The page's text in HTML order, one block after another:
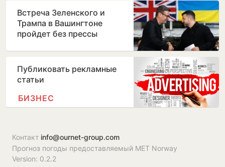
Встреча Зеленского и
Трампа в Вашингтоне
пройдет без прессы
Публиковать рекламные
статьи
БИЗНЕС
Контакт info@ournet-group.com
Прогноз погоды предоставляемый MET Norway
Version: 0.2.2